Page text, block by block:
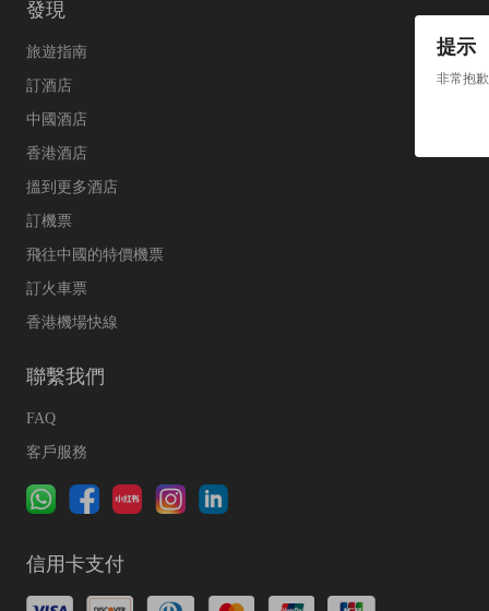
提示
非常抱
發現
旅遊指南
訂酒店
中國酒店
香港酒店
搵到更多酒店
訂機票
飛往中國的特價機票
訂火車票
香港機場快線
聯繫我們
FAQ
客戶服務
信用卡支付